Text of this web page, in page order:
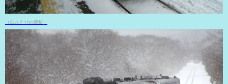
（出典 たびの環状）